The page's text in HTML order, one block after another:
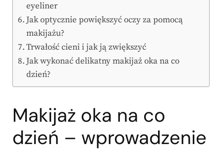
eyeliner
Jak optycznie powiększyć oczy za pomocą
makijażu?
Trwałość cieni i jak ją zwiększyć
Jak wykonać delikatny makijaż oka na co
dzień?
Makijaż oka na co
dzień – wprowadzenie